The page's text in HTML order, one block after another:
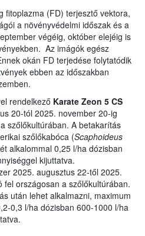
fitoplazma (FD) terjesztő vektora,
a növényvédelmi időszak és a
végéig, október elejéig is
Az imágók egész
okán FD terjedése folytatódik
ebben az időszakban
rendelkező Karate Zeon 5 CS
20-tól 2025. november 20-ig
szőlőkultúrában. A betakarítás
szőlőkabóca (Scaphoideus
alkalommal 0,25 l/ha dózisban
kijuttatva.
2025. augusztus 22-től 2025.
fel országosan a szőlőkultúrában.
után lehet alkalmazni, maximum
0,3 l/ha dózisban 600-1000 l/ha